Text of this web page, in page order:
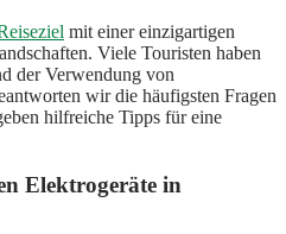
mit einer einzigartigen
Viele Touristen haben
der Verwendung von
wir die häufigsten Fragen
hilfreiche Tipps für eine
Elektrogeräte in